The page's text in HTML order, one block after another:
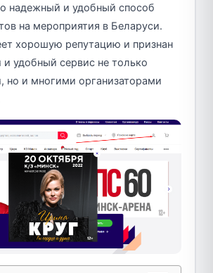
надежный и удобный способ
на мероприятия в Беларуси.
хорошую репутацию и признан
удобный сервис не только
но и многими организаторами